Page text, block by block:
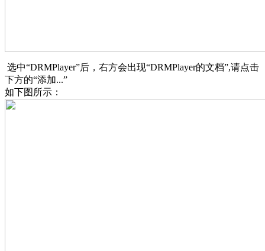
选中“DRMPlayer”后，右方会出现“DRMPlayer的文档”,请点击
下方的“添加...”
如下图所示：